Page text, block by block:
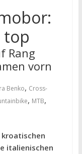
top
Rang
vorn
Benko, Cross-
, MTB,
kroatischen
italienischen